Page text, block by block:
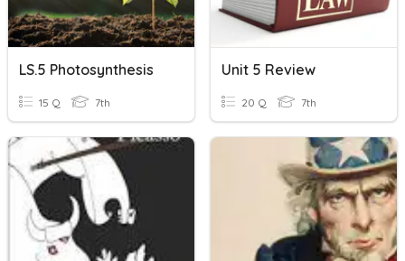
LS.5 Photosynthesis
15 Q 7th
Unit 5 Review
20 Q 7th